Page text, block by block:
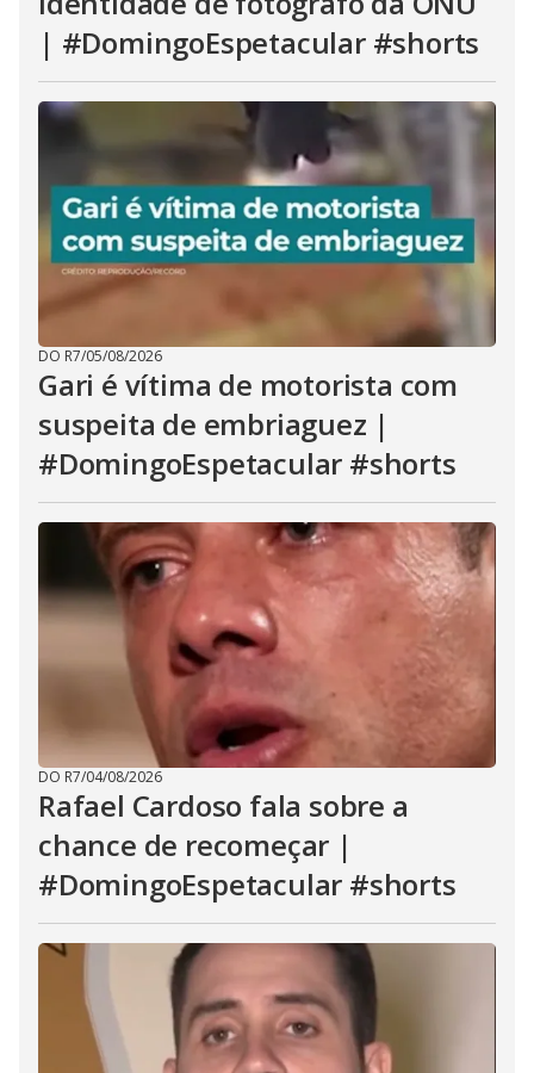
| #DomingoEspetacular #shorts
DO R7/05/08/2026
Gari é vítima de motorista com
suspeita de embriaguez |
#DomingoEspetacular #shorts
DO R7/04/08/2026
Rafael Cardoso fala sobre a
chance de recomeçar |
#DomingoEspetacular #shorts